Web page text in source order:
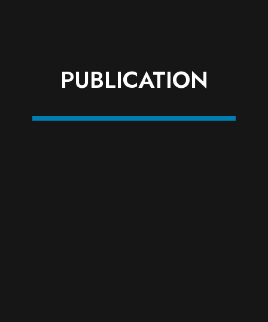
PUBLICATION